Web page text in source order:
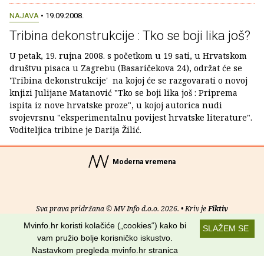
NAJAVA • 19.09.2008.
Tribina dekonstrukcije : Tko se boji lika još?
U petak, 19. rujna 2008. s početkom u 19 sati, u Hrvatskom
društvu pisaca u Zagrebu (Basaričekova 24), održat će se
'Tribina dekonstrukcije' na kojoj će se razgovarati o novoj
knjizi Julijane Matanović "Tko se boji lika još : Priprema
ispita iz nove hrvatske proze", u kojoj autorica nudi
svojevrsnu "eksperimentalnu povijest hrvatske literature".
Voditeljica tribine je Darija Žilić.
Moderna vremena
Sva prava pridržana © MV Info d.o.o. 2026. • Kriv jeFiktiv
O nama• Pomoć• Uvjeti korištenja•RSS kanali
Potraži nas na:
SLAŽEM SE
Mvinfo.hr koristi kolačiće („cookies“) kako bi
vam pružio bolje korisničko iskustvo.
Nastavkom pregleda mvinfo.hr stranica